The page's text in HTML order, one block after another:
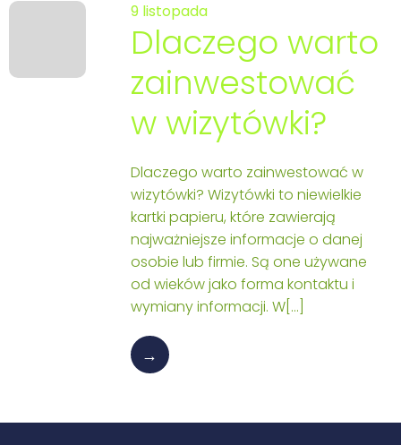
9 listopada
Dlaczego warto
zainwestować
w wizytówki?
Dlaczego warto zainwestować w
wizytówki? Wizytówki to niewielkie
kartki papieru, które zawierają
najważniejsze informacje o danej
osobie lub firmie. Są one używane
od wieków jako forma kontaktu i
wymiany informacji. W[…]
→